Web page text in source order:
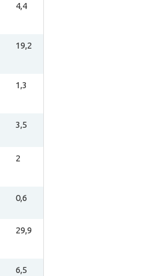
4,4
19,2
1,3
3,5
2
0,6
29,9
6,5